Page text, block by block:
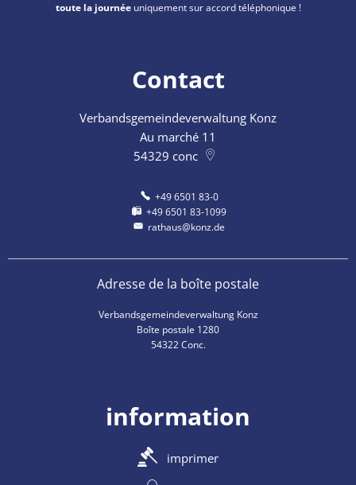
toute la journéeuniquement sur accord téléphonique !
Contact
Verbandsgemeindeverwaltung Konz
Au marché 11
54329 conc
+49 6501 83-0
+49 6501 83-1099
rathaus@konz.de
Adresse de la boîte postale
Verbandsgemeindeverwaltung Konz
Boîte postale 1280
54322 Conc.
information
imprimer